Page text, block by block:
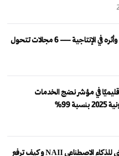
الإنتاجية — 6 مجالات تتحول
في مؤشر نضج الخدمات
99%
ماهو المؤشر الوطني للذكاء الاصطناعي NAII و كيف ترفع